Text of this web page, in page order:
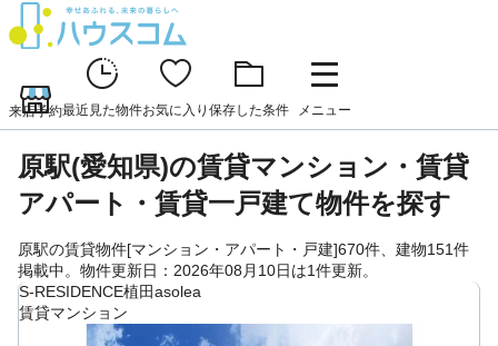
来店予約最近見た物件お気に入り 保存した条件 メニュー
原駅(愛知県)の賃貸マンション・賃貸
アパート・賃貸一戸建て物件を探す
原駅の賃貸物件[マンション・アパート・戸建]670件、建物151件
掲載中。物件更新日：2026年08月10日は1件更新。
S-RESIDENCE植田asolea
賃貸マンション